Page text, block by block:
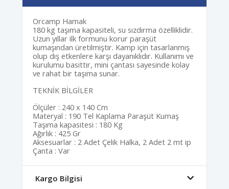
Orcamp Hamak
180 kg taşıma kapasiteli, su sızdırma özelliklidir.
Uzun yıllar ilk formunu korur paraşüt
kumaşından üretilmiştir. Kamp için tasarlanmış
olup dış etkenlere karşı dayanıklıdır. Kullanımı ve
kurulumu basittir, mini çantası sayesinde kolay
ve rahat bir taşıma sunar.
TEKNİK BİLGİLER
Ölçüler : 240 x 140 Cm
Materyal : 190 Tel Kaplama Paraşüt Kumaş
Taşıma kapasitesi : 180 Kg
Ağırlık : 425 Gr
Aksesuarlar : 2 Adet Çelik Halka, 2 Adet 2 mt ip
Çanta : Var
Kargo Bilgisi